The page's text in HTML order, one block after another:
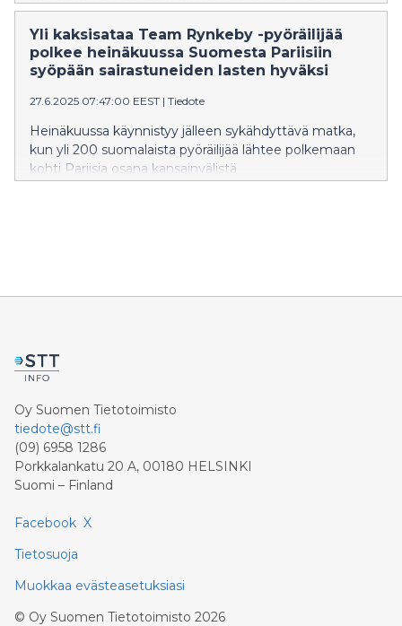
vuoden ajan pääasiassa ryhmille suunnattuja elämyksiä
tarjonnut matkailukohde avaa ovensa nyt myös
yksittäisille vieraille loma-aikoina ja juhlapyhinä. Kasvava
kiinnostus saariston luontomatkailua kohtaan sekä
vastaa yhä paremmin myös yksityisten asiakkaiden
kysyntään.
Yli kaksisataa Team Rynkeby -pyöräilijää
polkee heinäkuussa Suomesta Pariisiin
syöpään sairastuneiden lasten hyväksi
27.6.2025 07:47:00 EEST | Tiedote
Heinäkuussa käynnistyy jälleen sykähdyttävä matka,
kun yli 200 suomalaista pyöräilijää lähtee polkemaan
kohti Pariisia osana kansainvälistä
Oy Suomen Tietotoimisto
tiedote@stt.fi
(09) 6958 1286
Porkkalankatu 20 A, 00180 HELSINKI
Suomi – Finland
Facebook X
Tietosuoja
Muokkaa evästeasetuksiasi
© Oy Suomen Tietotoimisto 2026